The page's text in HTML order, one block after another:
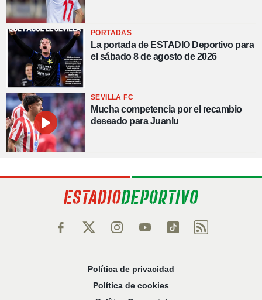
PORTADAS
La portada de ESTADIO Deportivo para
el sábado 8 de agosto de 2026
SEVILLA FC
Mucha competencia por el recambio
deseado para Juanlu
Política de privacidad
Política de cookies